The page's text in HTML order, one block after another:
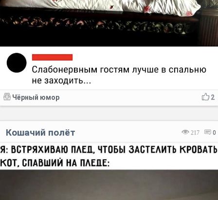
2
Чёрный юмор
217 0
Кошачий полёт